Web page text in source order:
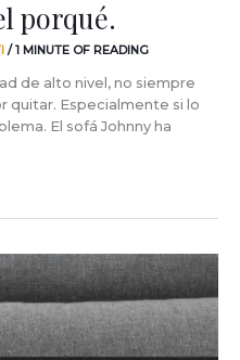
porqué.
/1 MINUTE OF READING
de alto nivel, no siempre
quitar. Especialmente si lo
El sofá Johnny ha